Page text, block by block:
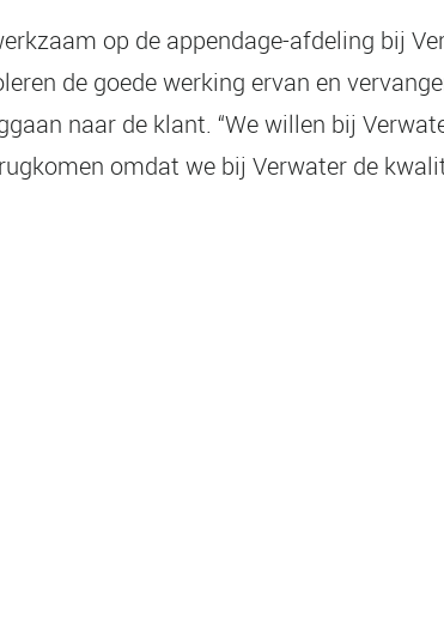
op de appendage-afdeling bij
de goede werking ervan en
naar de klant. “We willen bij
omdat we bij Verwater de